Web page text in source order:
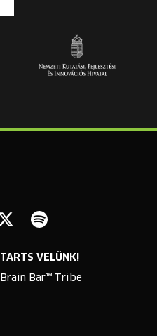
TARTS VELÜNK!
Brain Bar™ Tribe